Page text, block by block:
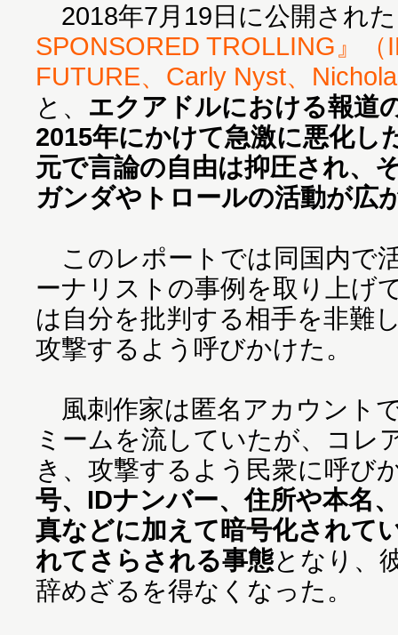
2018年7月19日に公開された
SPONSORED TROLLING』（
FUTURE、Carly Nyst、
と、 エクアドルにおける報道
2015年にかけて急激に悪化し
元で言論の自由は抑圧され、
ガンダやトロールの活動が広
このレポートでは同国内で
ーナリストの事例を取り上げ
は自分を批判する相手を非難
攻撃するよう呼びかけた。
風刺作家は匿名アカウント
ミームを流していたが、コレ
き、攻撃するよう民衆に呼び
号、IDナンバー、住所や本名
真などに加えて暗号化されて
れてさらされる事態となり、
辞めざるを得なくなった。